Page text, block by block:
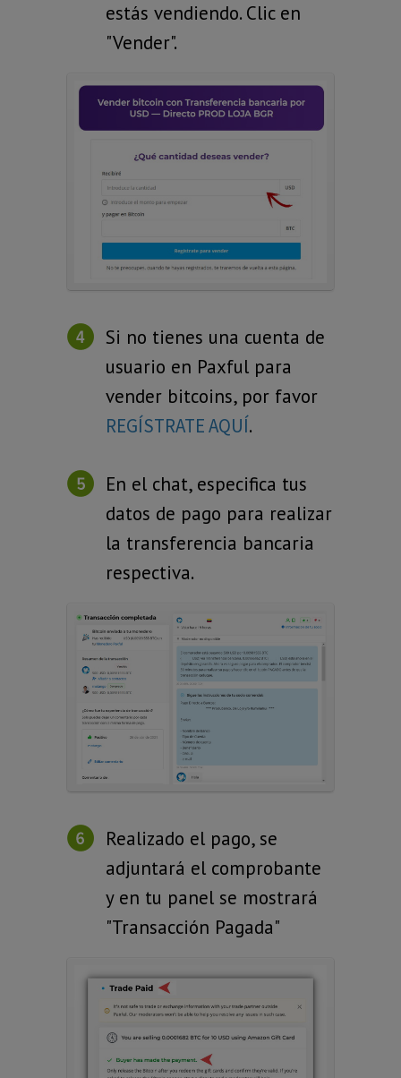
estás vendiendo. Clic en
"Vender".
Si no tienes una cuenta de
usuario en Paxful para
vender bitcoins, por favor
REGÍSTRATE AQUÍ.
En el chat, especifica tus
datos de pago para realizar
la transferencia bancaria
respectiva.
Realizado el pago, se
adjuntará el comprobante
y en tu panel se mostrará
"Transacción Pagada"